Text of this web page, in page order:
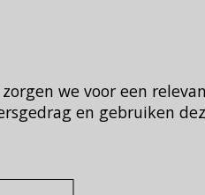
we voor een
en gebruiken